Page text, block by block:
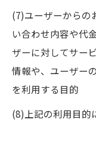
(7)ユーザーからの
い合わせ内容や代
ザーに対してサー
情報や、ユーザー
を利用する目的
(8)上記の利用目的